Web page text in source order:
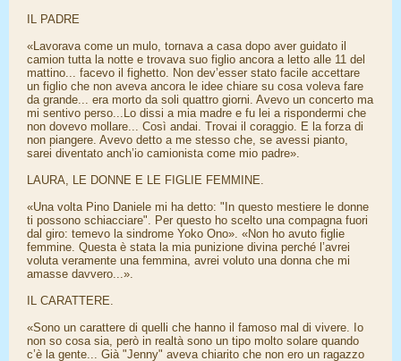
IL PADRE
«Lavorava come un mulo, tornava a casa dopo aver guidato il
camion tutta la notte e trovava suo figlio ancora a letto alle 11 del
mattino... facevo il fighetto. Non dev’esser stato facile accettare
un figlio che non aveva ancora le idee chiare su cosa voleva fare
da grande... era morto da soli quattro giorni. Avevo un concerto ma
mi sentivo perso...Lo dissi a mia madre e fu lei a rispondermi che
non dovevo mollare... Così andai. Trovai il coraggio. E la forza di
non piangere. Avevo detto a me stesso che, se avessi pianto,
sarei diventato anch’io camionista come mio padre».
LAURA, LE DONNE E LE FIGLIE FEMMINE.
«Una volta Pino Daniele mi ha detto: "In questo mestiere le donne
ti possono schiacciare". Per questo ho scelto una compagna fuori
dal giro: temevo la sindrome Yoko Ono». «Non ho avuto figlie
femmine. Questa è stata la mia punizione divina perché l’avrei
voluta veramente una femmina, avrei voluto una donna che mi
amasse davvero...».
IL CARATTERE.
«Sono un carattere di quelli che hanno il famoso mal di vivere. Io
non so cosa sia, però in realtà sono un tipo molto solare quando
c’è la gente... Già "Jenny" aveva chiarito che non ero un ragazzo